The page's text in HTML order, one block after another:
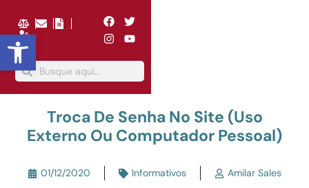
Abrir a barra de ferramentas
Troca De Senha No Site (uso
Externo Ou Computador Pessoal)
01/12/2020 Informativos Amilar Sales